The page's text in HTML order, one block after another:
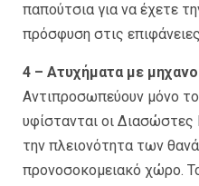
παπούτσια για να έχετε
πρόσφυση στις
4 – Ατυχήματα με
Αντιπροσωπεύουν μόνο
υφίστανται οι Διασώστες
την πλειονότητα των
προνοσοκομειακό χώρο.